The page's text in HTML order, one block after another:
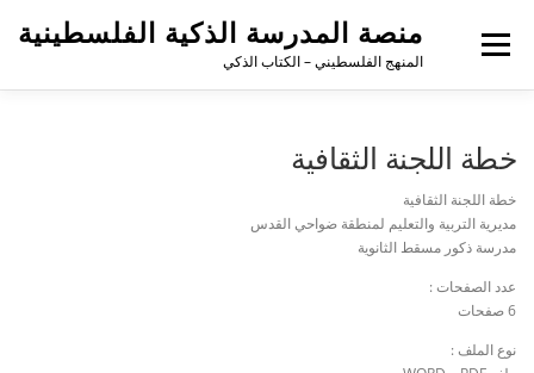
منصة المدرسة الذكية الفلسطينية
المنهج الفلسطيني – الكتاب الذكي
القائمة
خطة اللجنة الثقافية
خطة اللجنة الثقافية
مديرية التربية والتعليم لمنطقة ضواحي القدس
مدرسة ذكور مسقط الثانوية
عدد الصفحات :
6 صفحات
نوع الملف :